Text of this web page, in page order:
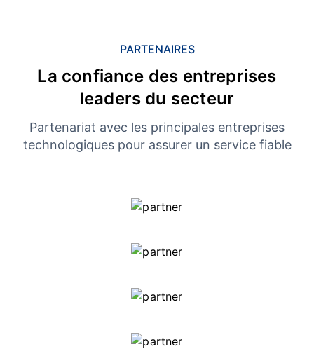
PARTENAIRES
La confiance des entreprises
leaders du secteur
Partenariat avec les principales entreprises
technologiques pour assurer un service fiable